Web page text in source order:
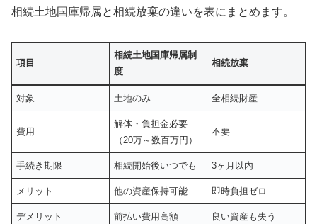
相続土地国庫帰属と相続放棄の違いを表にまとめます。
項目
相続土地国庫帰属制
度
相続放棄
対象 土地のみ 全相続財産
費用
解体・負担金必要
（20万～数百万円）
不要
手続き期限 相続開始後いつでも 3ヶ月以内
メリット 他の資産保持可能 即時負担ゼロ
デメリット 前払い費用高額 良い資産も失う